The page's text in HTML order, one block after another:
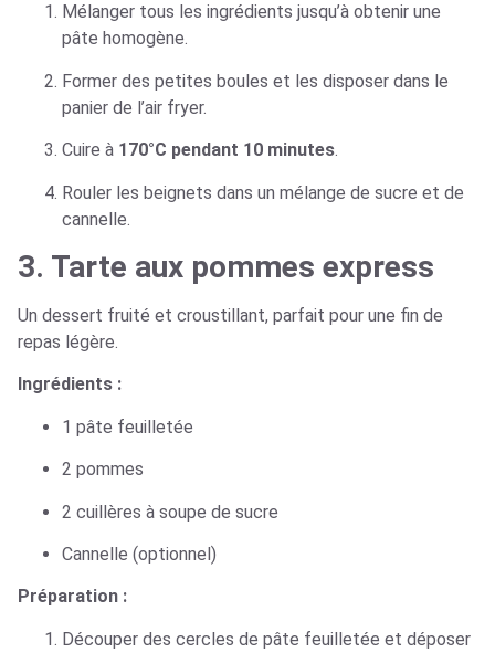
Mélanger tous les ingrédients jusqu’à obtenir une
pâte homogène.
Former des petites boules et les disposer dans le
panier de l’air fryer.
Cuire à 170°C pendant 10 minutes.
Rouler les beignets dans un mélange de sucre et de
cannelle.
3. Tarte aux pommes express
Un dessert fruité et croustillant, parfait pour une fin de
repas légère.
Ingrédients :
1 pâte feuilletée
2 pommes
2 cuillères à soupe de sucre
Cannelle (optionnel)
Préparation :
Découper des cercles de pâte feuilletée et déposer